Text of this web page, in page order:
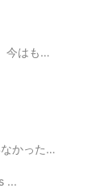
12:26
話でき...
以来Los Ang...
...